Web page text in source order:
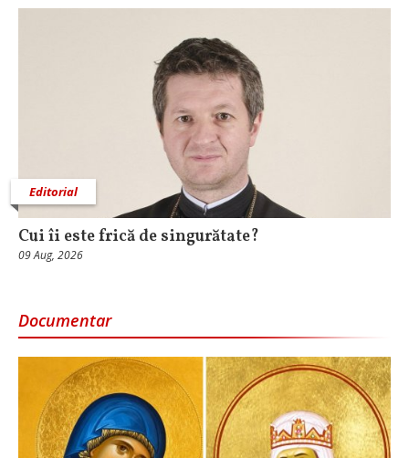
Editorial
Cui îi este frică de singurătate?
09 Aug, 2026
Documentar